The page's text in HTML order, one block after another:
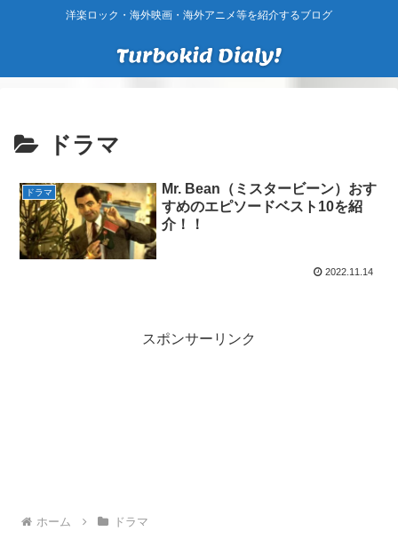
洋楽ロック・海外映画・海外アニメ等を紹介するブログ
ドラマ
ドラマ
Mr. Bean（ミスタービーン）おす
すめのエピソードベスト10を紹
介！！
2022.11.14
スポンサーリンク
ホーム ドラマ